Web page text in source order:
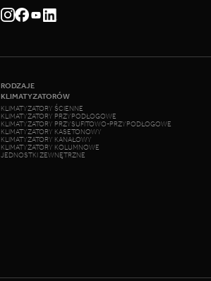
RODZAJE
KLIMATYZATORÓW
KLIMATYZATORY ŚCIENNE
KLIMATYZATORY PRZYPODŁOGOWE
KLIMATYZATORY PRZYSUFITOWO-PRZYPODŁOGOWE
KLIMATYZATORY KASETONOWY
KLIMATYZATORY KANAŁOWY
KLIMATYZATORY KOLUMNOWE
JEDNOSTKI ZEWNĘTRZNE